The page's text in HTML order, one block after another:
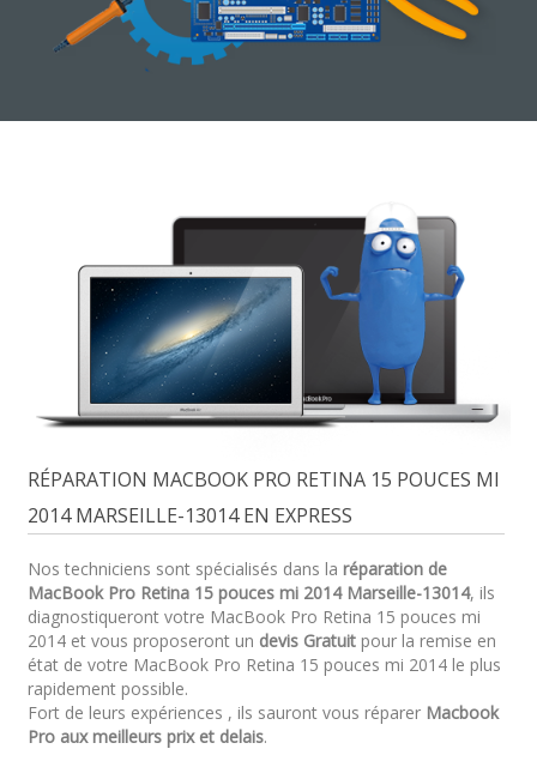
RÉPARATION MACBOOK PRO RETINA 15 POUCES MI
2014 MARSEILLE-13014 EN EXPRESS
Nos techniciens sont spécialisés dans la réparation de
MacBook Pro Retina 15 pouces mi 2014 Marseille-13014, ils
diagnostiqueront votre MacBook Pro Retina 15 pouces mi
2014 et vous proposeront un devis Gratuitpour la remise en
état de votre MacBook Pro Retina 15 pouces mi 2014 le plus
rapidement possible.
Fort de leurs expériences , ils sauront vous réparer Macbook
Pro aux meilleurs prix et delais.